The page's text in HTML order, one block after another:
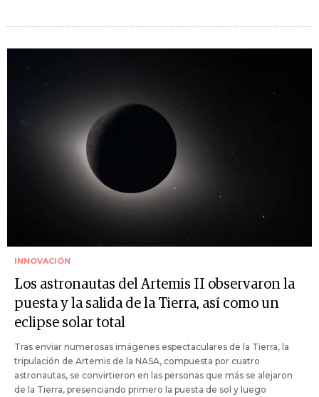
INNOVACIÓN
Los astronautas del Artemis II observaron la
puesta y la salida de la Tierra, así como un
eclipse solar total
Tras enviar numerosas imágenes espectaculares de la Tierra, la
tripulación de Artemis de la NASA, compuesta por cuatro
astronautas, se convirtieron en las personas que más se alejaron
de la Tierra, presenciando primero la puesta de sol y luego